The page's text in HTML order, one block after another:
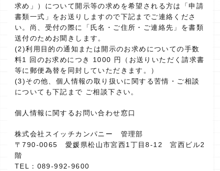
求め」）について開示等の求めを希望される方は「申請
書類一式」をお送りしますので下記までご連絡くださ
い。尚、受付の際に「氏名・ご住所・ご連絡先」を書類
送付のためお聞きします。
(2)利用目的の通知または開示のお求めについての手数
料1 回のお求めにつき 1000 円（お送りいただく請求書
等に郵便為替を同封していただきます。）
(3)その他、個人情報の取り扱いに関する苦情・ご相談
についても下記まで ご相談下さい。
個人情報に関するお問い合わせ窓口
株式会社スイッチカンパニー 管理部
〒790-0065 愛媛県松山市宮西1丁目8-12 宮西ビル2
階
TEL：089-992-9600